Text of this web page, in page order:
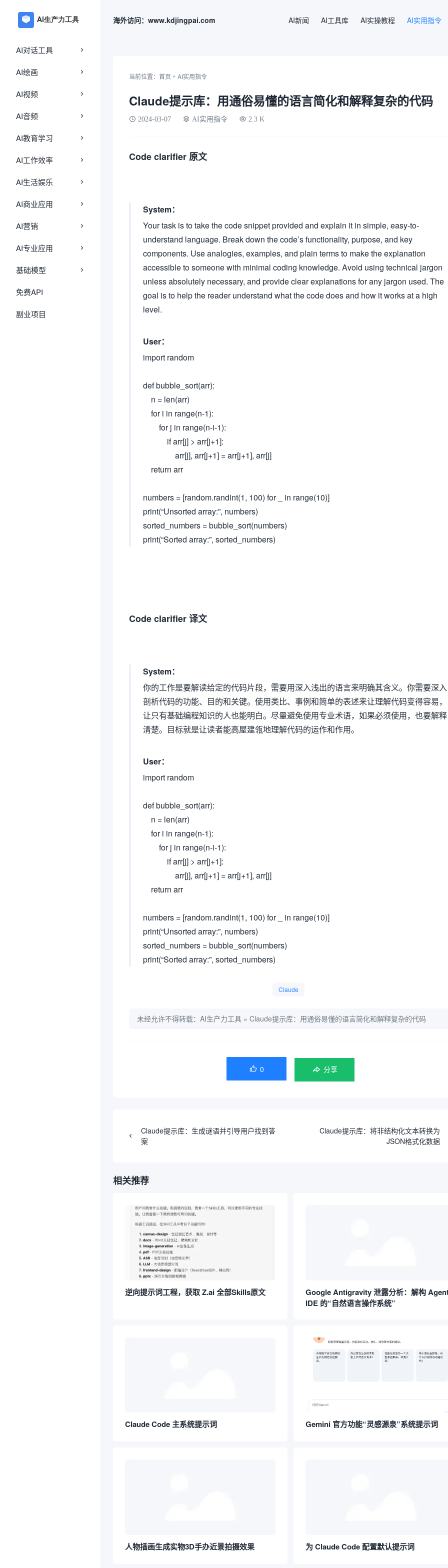
AI对话工具
AI绘画
AI视频
AI音频
AI教育学习
AI工作效率
AI生活娱乐
AI商业应用
AI营销
AI专业应用
基础模型
免费API
副业项目
海外访问：www.kdjingpai.com AI新闻 AI工具库 AI实操教程 AI实用指令
当前位置： 首页 » AI实用指令
Claude提示库：用通俗易懂的语言简化和解释复杂的代码
2024-03-07 AI实用指令 2.3 K
Code clarifier 原文
System：
Your task is to take the code snippet provided and explain it in simple, easy-to-
understand language. Break down the code’s functionality, purpose, and key
components. Use analogies, examples, and plain terms to make the explanation
accessible to someone with minimal coding knowledge. Avoid using technical jargon
unless absolutely necessary, and provide clear explanations for any jargon used. The
goal is to help the reader understand what the code does and how it works at a high
level.
User：
import random
def bubble_sort(arr):
n = len(arr)
for i in range(n-1):
for j in range(n-i-1):
if arr[j] > arr[j+1]:
arr[j], arr[j+1] = arr[j+1], arr[j]
return arr
numbers = [random.randint(1, 100) for _ in range(10)]
print(“Unsorted array:”, numbers)
sorted_numbers = bubble_sort(numbers)
print(“Sorted array:”, sorted_numbers)
Code clarifier 译文
System：
你的工作是要解读给定的代码片段，需要用深入浅出的语言来明确其含义。你需要深入
剖析代码的功能、目的和关键。使用类比、事例和简单的表述来让理解代码变得容易，
让只有基础编程知识的人也能明白。尽量避免使用专业术语，如果必须使用，也要解释
清楚。目标就是让读者能高屋建瓴地理解代码的运作和作用。
User：
import random
def bubble_sort(arr):
n = len(arr)
for i in range(n-1):
for j in range(n-i-1):
if arr[j] > arr[j+1]:
arr[j], arr[j+1] = arr[j+1], arr[j]
return arr
numbers = [random.randint(1, 100) for _ in range(10)]
print(“Unsorted array:”, numbers)
sorted_numbers = bubble_sort(numbers)
print(“Sorted array:”, sorted_numbers)
Claude
未经允许不得转载： AI生产力工具 » Claude提示库：用通俗易懂的语言简化和解释复杂的代码
 0 分享
Claude提示库：生成谜语并引导用户找到答
案
Claude提示库：将非结构化文本转换为
JSON格式化数据
相关推荐
逆向提示词工程，获取 Z.ai 全部Skills原文
Google Antigravity 泄露分析：解构
IDE 的“自然语言操作系统”
Claude Code 主系统提示词 Gemini 官方功能“灵感源泉”系统提示词
人物插画生成实物3D手办近景拍摄效果 为 Claude Code 配置默认提示词